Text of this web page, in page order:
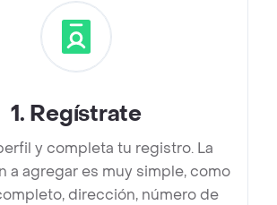
1. Regístrate
y completa tu registro. La
a agregar es muy simple, como
dirección, número de